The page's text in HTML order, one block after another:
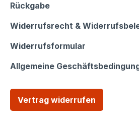
Rückgabe
Widerrufsrecht &
Widerrufsformular
Allgemeine
Vertrag widerrufen